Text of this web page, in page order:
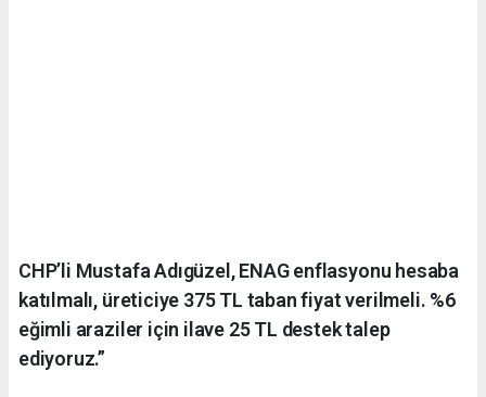
CHP’li Mustafa Adıgüzel, ENAG enflasyonu hesaba
katılmalı, üreticiye 375 TL taban fiyat verilmeli. %6
eğimli araziler için ilave 25 TL destek talep
ediyoruz.”